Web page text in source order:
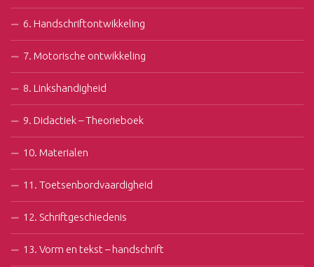
6. Handschriftontwikkeling
7. Motorische ontwikkeling
8. Linkshandigheid
9. Didactiek – Theorieboek
10. Materialen
11. Toetsenbordvaardigheid
12. Schriftgeschiedenis
13. Vorm en tekst – handschrift